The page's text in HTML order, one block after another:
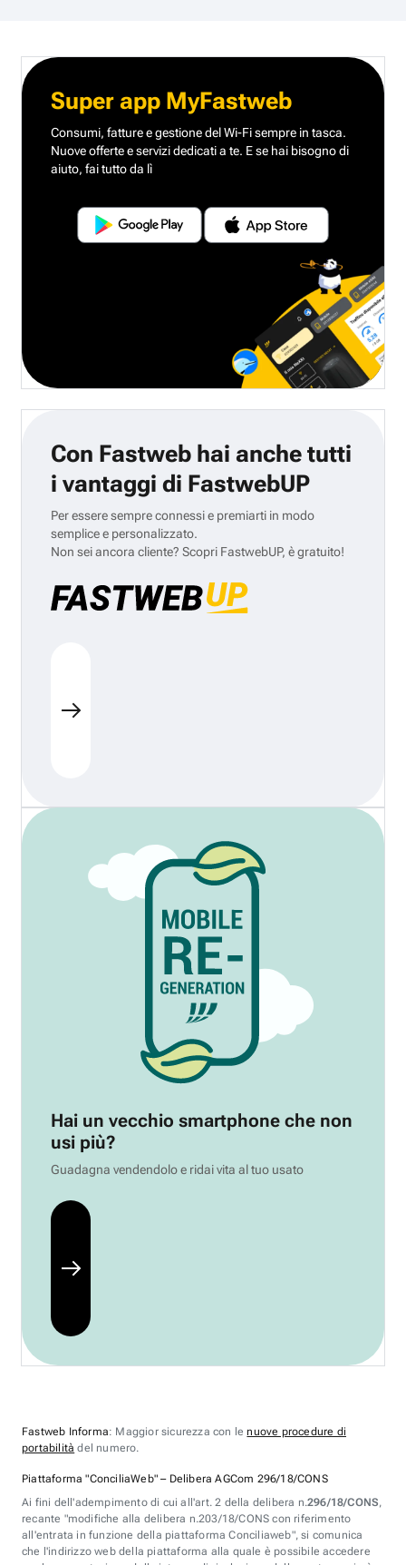
Super app MyFastweb
Consumi, fatture e gestione del Wi-Fi sempre in tasca.
Nuove offerte e servizi dedicati a te. E se hai bisogno di
aiuto, fai tutto da lì
Con Fastweb hai anche tutti
i vantaggi di FastwebUP
Per essere sempre connessi e premiarti in modo
semplice e personalizzato.
Non sei ancora cliente? Scopri FastwebUP, è gratuito!
Hai un vecchio smartphone che non
usi più?
Guadagna vendendolo e ridai vita al tuo usato
Fastweb Informa: Maggior sicurezza con lenuove procedure di
portabilità del numero.
Piattaforma "ConciliaWeb" – Delibera AGCom 296/18/CONS
Ai fini dell'adempimento di cui all'art. 2 della delibera n.296/18/CONS,
recante "modifiche alla delibera n.203/18/CONS con riferimento
all'entrata in funzione della piattaforma Conciliaweb", si comunica
che l'indirizzo web della piattaforma alla quale è possibile accedere